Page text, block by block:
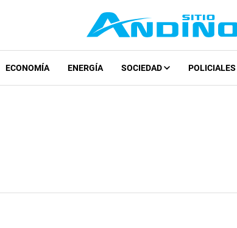
ECONOMÍA ENERGÍA SOCIEDAD POLICIALES